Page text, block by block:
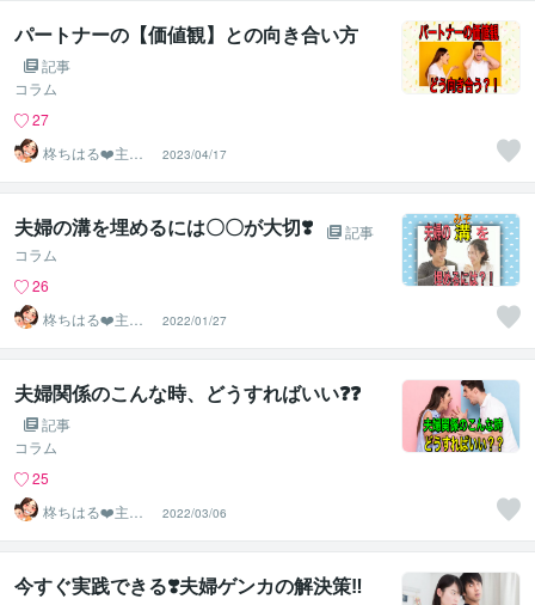
パートナーの【価値観】との向き合い方
記事
コラム
27
柊ちはる❤️主婦
のお悩み相談Ro
om❤️
2023/04/17
夫婦の溝を埋めるには〇〇が大切❣️
記事
コラム
26
柊ちはる❤️主婦
のお悩み相談Ro
om❤️
2022/01/27
夫婦関係のこんな時、どうすればいい❓❓
記事
コラム
25
柊ちはる❤️主婦
のお悩み相談Ro
om❤️
2022/03/06
今すぐ実践できる❣️夫婦ゲンカの解決策‼️